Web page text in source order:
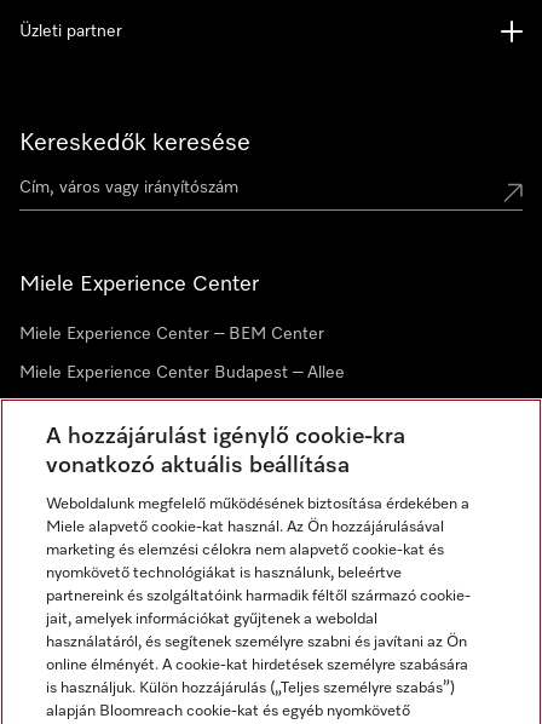
Kereskedők keresése
Miele Experience Center
Miele Experience Center – BEM Center
Miele Experience Center Budapest – Allee
Hírlevél
Üzleti partner
Miele a YouTube-on
Miele a Facebookon
Miele az Instagramon
A hozzájárulást igénylő cookie-kra
vonatkozó aktuális beállítása
Weboldalunk megfelelő működésének biztosítása érdekében a
Miele alapvető cookie-kat használ. Az Ön hozzájárulásával
marketing és elemzési célokra nem alapvető cookie-kat és
nyomkövető technológiákat is használunk, beleértve
partnereink és szolgáltatóink harmadik féltől származó cookie-
jait, amelyek információkat gyűjtenek a weboldal
használatáról, és segítenek személyre szabni és javítani az Ön
online élményét. A cookie-kat hirdetések személyre szabására
is használjuk. Külön hozzájárulás („Teljes személyre szabás”)
alapján Bloomreach cookie-kat és egyéb nyomkövető